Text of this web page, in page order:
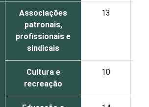
Associações
patronais,
profissionais e
sindicais
13
Cultura e
recreação
10